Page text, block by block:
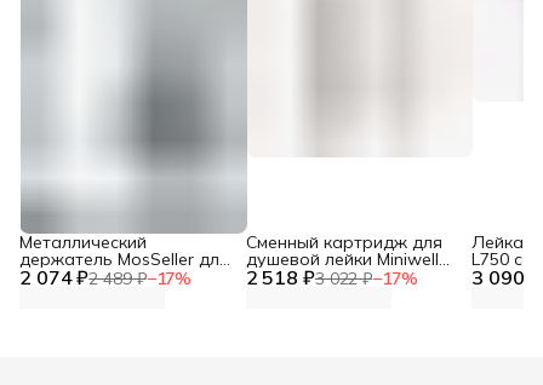
2 074 ₽2 489 ₽−17%
Металлический
держатель MosSeller для
смартфона с 2 518 ₽3 022 ₽−17%
Сменный картридж для
душевой лейки Miniwell
L750, угольный 3 090 ₽
Лейка
L750 со